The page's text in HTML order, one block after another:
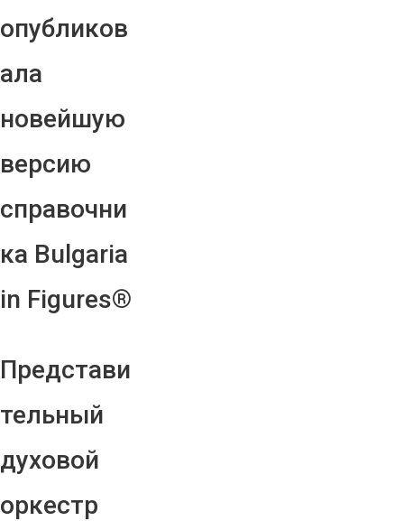
опубликов
ала
новейшую
версию
справочни
ка Bulgaria
in Figures®
Представи
тельный
духовой
оркестр